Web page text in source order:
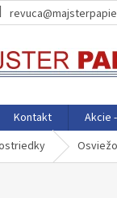
Kontakt Akcie